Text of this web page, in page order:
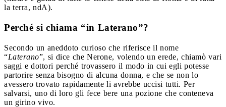
la terra, ndA).
Perché si chiama “in Laterano”?
Secondo un aneddoto curioso che riferisce il nome
“Laterano”, si dice che Nerone, volendo un erede, chiamò vari
saggi e dottori perché trovassero il modo in cui egli potesse
partorire senza bisogno di alcuna donna, e che se non lo
avessero trovato rapidamente li avrebbe uccisi tutti. Per
salvarsi, uno di loro gli fece bere una pozione che conteneva
un girino vivo.